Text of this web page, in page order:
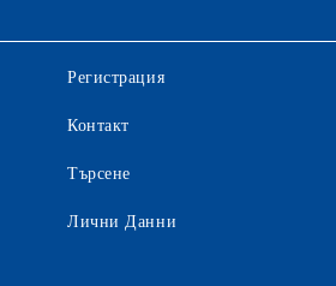
Регистрация
Контакт
Търсене
Лични Данни